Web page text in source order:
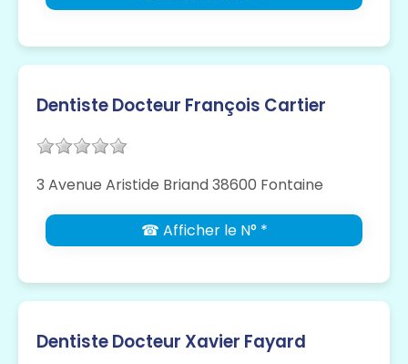
Dentiste Docteur François Cartier
3 Avenue Aristide Briand 38600 Fontaine
☎ Afficher le N° *
Dentiste Docteur Xavier Fayard